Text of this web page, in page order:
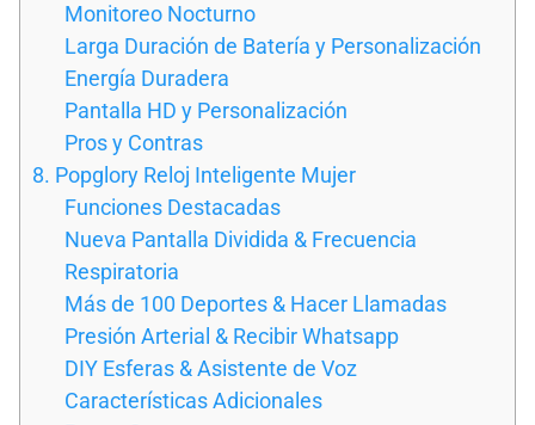
Monitoreo Nocturno
Larga Duración de Batería y Personalización
Energía Duradera
Pantalla HD y Personalización
Pros y Contras
8. Popglory Reloj Inteligente Mujer
Funciones Destacadas
Nueva Pantalla Dividida & Frecuencia
Respiratoria
Más de 100 Deportes & Hacer Llamadas
Presión Arterial & Recibir Whatsapp
DIY Esferas & Asistente de Voz
Características Adicionales